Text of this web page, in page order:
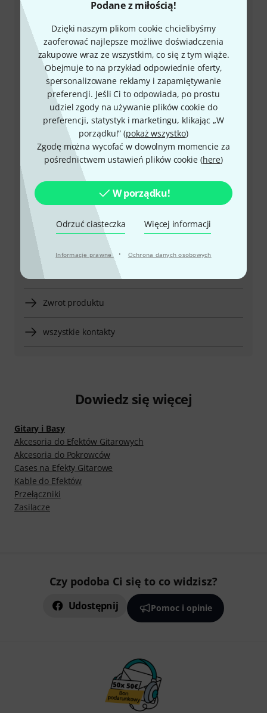
Podane z miłością!
Dzięki naszym plikom cookie chcielibyśmy
zaoferować najlepsze możliwe doświadczenia
zakupowe wraz ze wszystkim, co się z tym wiąże.
Obejmuje to na przykład odpowiednie oferty,
spersonalizowane reklamy i zapamiętywanie
preferencji. Jeśli Ci to odpowiada, po prostu
udziel zgody na używanie plików cookie do
preferencji, statystyk i marketingu, klikając „W
porządku!” (pokaż wszystko)
Zgodę można wycofać w dowolnym momencie za
pośrednictwem ustawień plików cookie (here)
W porządku!
Odrzuć ciasteczka Więcej informacji
Informacje prawne · Ochrona danych osobowych
+49-9546-9223-648
W przypadku dalszych pytań i ewentualnych
problemów służymy pomocą.
Przygotuj numer klienta
Godziny otwarcia (CEST - Czas
środkowoeuropejski letni)
Umów się na połączenie zwrotne
Więcej możliwości kontaktu
Zwrot produktu
wszystkie kontakty
Dowiedz się więcej
Gitary i Basy
Akcesoria do Efektów Gitarowych
Akcesoria do Pokrowców
Cases na Efekty Gitarowe
Kable do Efektów
Przełączniki
Zasilacze
Czy podoba Ci się to co widzisz?
Udostępnij Pomoc i opinie